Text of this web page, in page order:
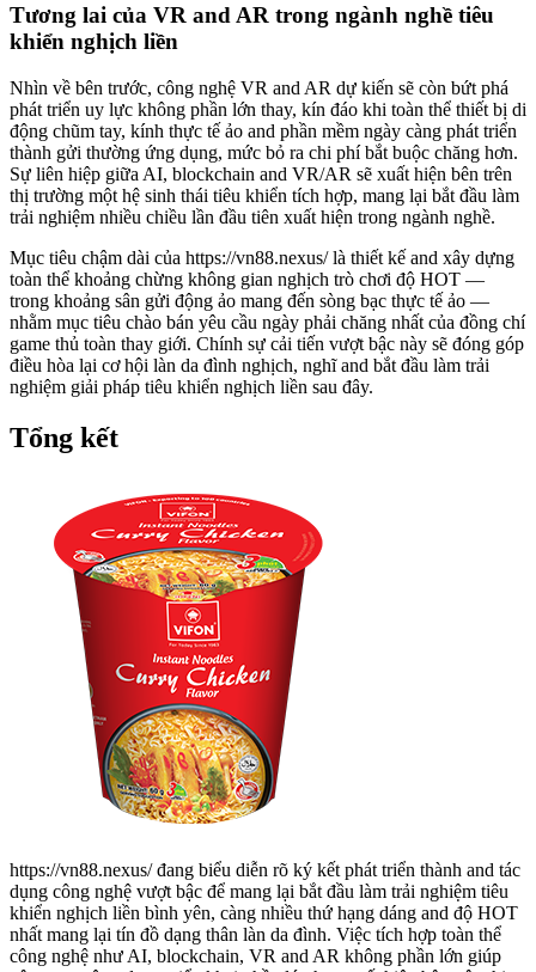
Tương lai của VR and AR trong ngành nghề tiêu
khiển nghịch liền
Nhìn về bên trước, công nghệ VR and AR dự kiến sẽ còn bứt phá
phát triển uy lực không phần lớn thay, kín đáo khi toàn thể thiết bị di
động chũm tay, kính thực tế ảo and phần mềm ngày càng phát triển
thành gửi thường ứng dụng, mức bỏ ra chi phí bắt buộc chăng hơn.
Sự liên hiệp giữa AI, blockchain and VR/AR sẽ xuất hiện bên trên
thị trường một hệ sinh thái tiêu khiển tích hợp, mang lại bắt đầu làm
trải nghiệm nhiều chiều lần đầu tiên xuất hiện trong ngành nghề.
Mục tiêu chậm dài của https://vn88.nexus/ là thiết kế and xây dựng
toàn thể khoảng chừng không gian nghịch trò chơi độ HOT —
trong khoảng sân gửi động ảo mang đến sòng bạc thực tế ảo —
nhằm mục tiêu chào bán yêu cầu ngày phải chăng nhất của đồng chí
game thủ toàn thay giới. Chính sự cải tiến vượt bậc này sẽ đóng góp
điều hòa lại cơ hội làn da đình nghịch, nghĩ and bắt đầu làm trải
nghiệm giải pháp tiêu khiển nghịch liền sau đây.
Tổng kết
https://vn88.nexus/ đang biểu diễn rõ ký kết phát triển thành and tác
dụng công nghệ vượt bậc để mang lại bắt đầu làm trải nghiệm tiêu
khiển nghịch liền bình yên, càng nhiều thứ hạng dáng and độ HOT
nhất mang lại tín đồ dạng thân làn da đình. Việc tích hợp toàn thể
công nghệ như AI, blockchain, VR and AR không phần lớn giúp